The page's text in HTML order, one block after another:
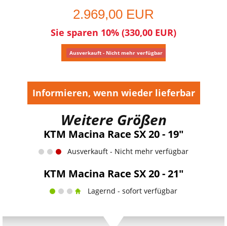
2.969,00 EUR
Sie sparen 10% (330,00 EUR)
Ausverkauft - Nicht mehr verfügbar
Informieren, wenn wieder lieferbar
Weitere Größen
KTM Macina Race SX 20 - 19"
Ausverkauft - Nicht mehr verfügbar
KTM Macina Race SX 20 - 21"
Lagernd - sofort verfügbar